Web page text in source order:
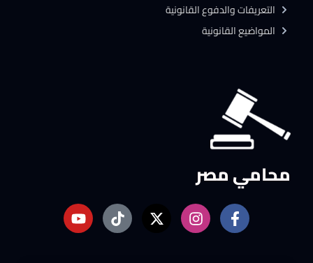
محامي مصر
التعريفات والدفوع القانونية
المواضيع القانونية